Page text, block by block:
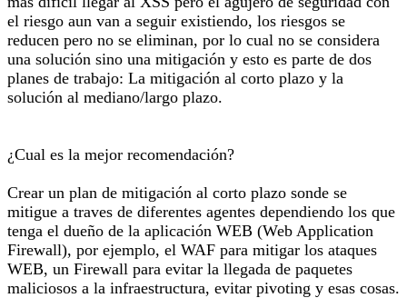
el riesgo aun van a seguir existiendo, los riesgos se
reducen pero no se eliminan, por lo cual no se considera
una solución sino una mitigación y esto es parte de dos
planes de trabajo: La mitigación al corto plazo y la
solución al mediano/largo plazo.
¿Cual es la mejor recomendación?
Crear un plan de mitigación al corto plazo sonde se
mitigue a traves de diferentes agentes dependiendo los que
tenga el dueño de la aplicación WEB (Web Application
Firewall), por ejemplo, el WAF para mitigar los ataques
WEB, un Firewall para evitar la llegada de paquetes
maliciosos a la infraestructura, evitar pivoting y esas cosas.